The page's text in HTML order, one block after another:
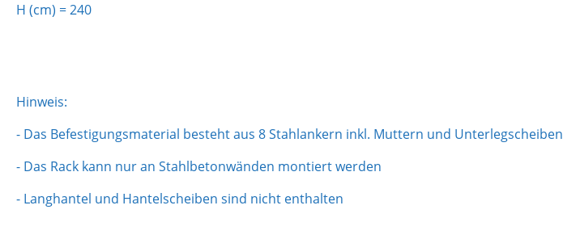
H (cm) = 240
Hinweis:
- Das Befestigungsmaterial besteht aus 8 Stahlankern inkl. Muttern und Unterlegscheiben
- Das Rack kann nur an Stahlbetonwänden montiert werden
- Langhantel und Hantelscheiben sind nicht enthalten